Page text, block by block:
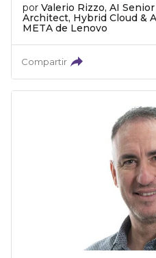
por Valerio Rizzo, AI
Architect, Hybrid Cloud &
META de Lenovo
Compartir